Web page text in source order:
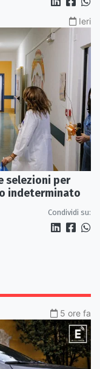
Ieri
selezioni per
indeterminato
Condividi su:
5 ore fa